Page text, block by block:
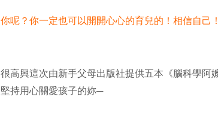
你呢？你一定也可以開開心心的育兒的！相信自己！
很高興這次由新手父母出版社提供五本《腦科學阿
堅持用心關愛孩子的妳─